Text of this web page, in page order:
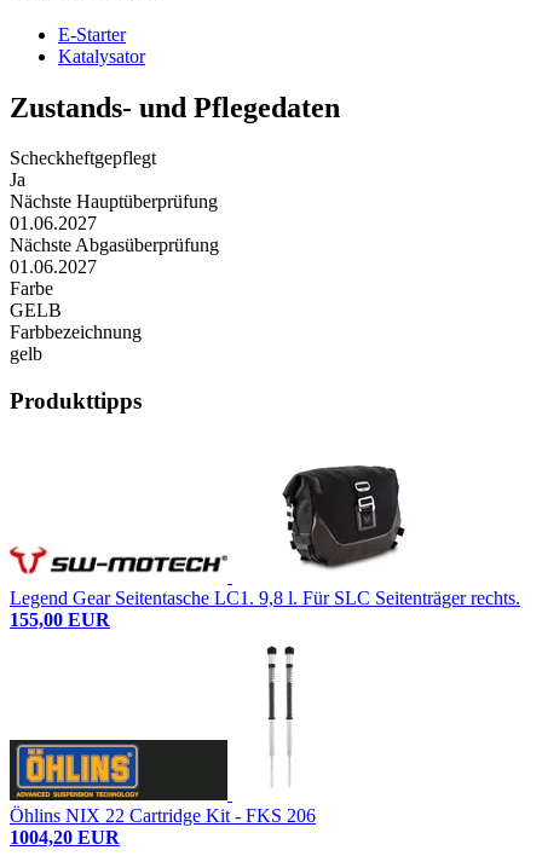
E-Starter
Katalysator
Zustands- und Pflegedaten
Scheckheftgepflegt
Ja
Nächste Hauptüberprüfung
01.06.2027
Nächste Abgasüberprüfung
01.06.2027
Farbe
GELB
Farbbezeichnung
gelb
Produkttipps
Legend Gear Seitentasche LC1. 9,8 l. Für SLC Seitenträger rechts.
155,00 EUR
Öhlins NIX 22 Cartridge Kit - FKS 206
1004,20 EUR